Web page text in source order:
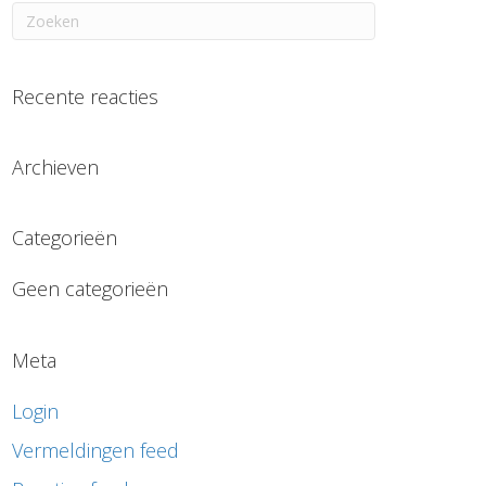
Recente reacties
Archieven
Categorieën
Geen categorieën
Meta
Login
Vermeldingen feed